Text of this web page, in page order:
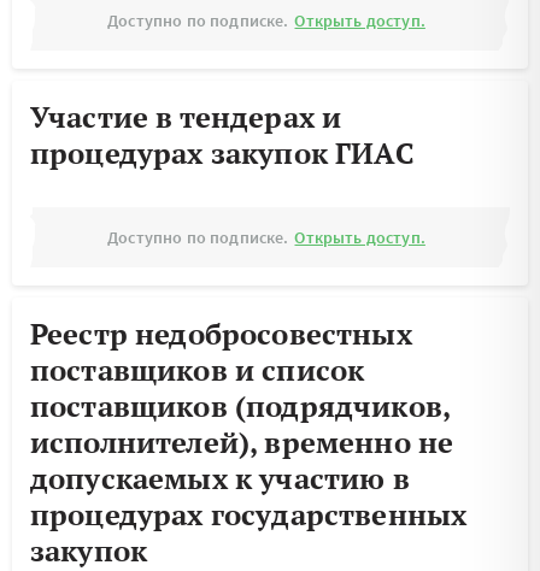
Доступно по подписке. Открыть доступ.
Участие в тендерах и
процедурах закупок ГИАС
Доступно по подписке. Открыть доступ.
Реестр недобросовестных
поставщиков и список
поставщиков (подрядчиков,
исполнителей), временно не
допускаемых к участию в
процедурах государственных
закупок